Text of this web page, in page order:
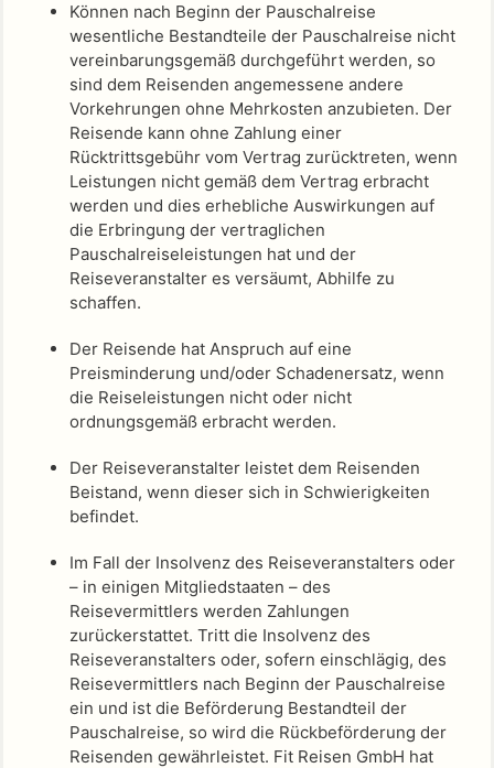
Können nach Beginn der Pauschalreise
wesentliche Bestandteile der Pauschalreise nicht
vereinbarungsgemäß durchgeführt werden, so
sind dem Reisenden angemessene andere
Vorkehrungen ohne Mehrkosten anzubieten. Der
Reisende kann ohne Zahlung einer
Rücktrittsgebühr vom Vertrag zurücktreten, wenn
Leistungen nicht gemäß dem Vertrag erbracht
werden und dies erhebliche Auswirkungen auf
die Erbringung der vertraglichen
Pauschalreiseleistungen hat und der
Reiseveranstalter es versäumt, Abhilfe zu
schaffen.
Der Reisende hat Anspruch auf eine
Preisminderung und/oder Schadenersatz, wenn
die Reiseleistungen nicht oder nicht
ordnungsgemäß erbracht werden.
Der Reiseveranstalter leistet dem Reisenden
Beistand, wenn dieser sich in Schwierigkeiten
befindet.
Im Fall der Insolvenz des Reiseveranstalters oder
– in einigen Mitgliedstaaten – des
Reisevermittlers werden Zahlungen
zurückerstattet. Tritt die Insolvenz des
Reiseveranstalters oder, sofern einschlägig, des
Reisevermittlers nach Beginn der Pauschalreise
ein und ist die Beförderung Bestandteil der
Pauschalreise, so wird die Rückbeförderung der
Reisenden gewährleistet. Fit Reisen GmbH hat